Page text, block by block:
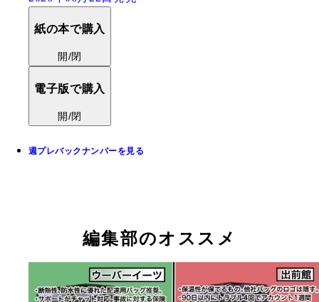
紙の本で購入
開/閉
電子版で購入
開/閉
週プレバックナンバーを見る
編集部のオススメ